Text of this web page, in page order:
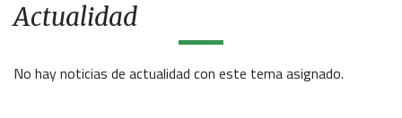
Actualidad
No hay noticias de actualidad con este tema asignado.